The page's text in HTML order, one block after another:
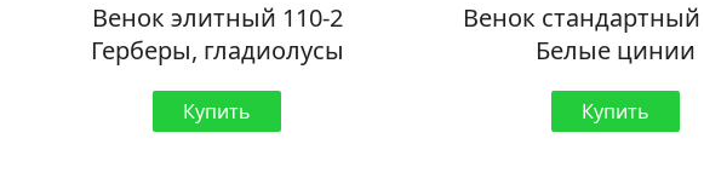
Венок элитный 110-2
Герберы, гладиолусы
Купить
Венок стандартный
Белые цинии
Купить